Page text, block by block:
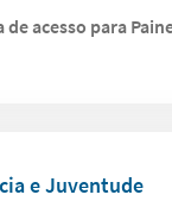
de acesso para
e Juventude